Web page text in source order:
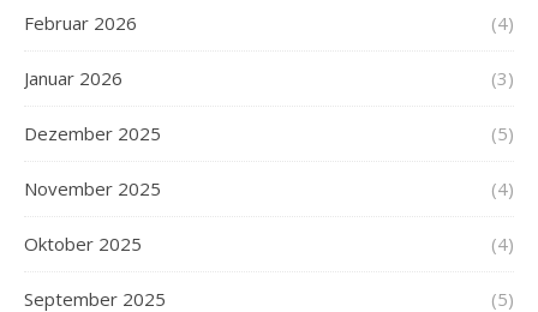
Februar 2026 (4)
Januar 2026 (3)
Dezember 2025 (5)
November 2025 (4)
Oktober 2025 (4)
September 2025 (5)